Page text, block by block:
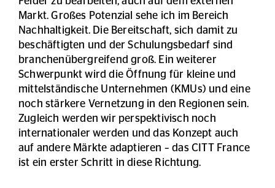
Markt. Großes Potenzial sehe ich im Bereich
Nachhaltigkeit. Die Bereitschaft, sich damit zu
beschäftigten und der Schulungsbedarf sind
branchenübergreifend groß. Ein weiterer
Schwerpunkt wird die Öffnung für kleine und
mittelständische Unternehmen (KMUs) und eine
noch stärkere Vernetzung in den Regionen sein.
Zugleich werden wir perspektivisch noch
internationaler werden und das Konzept auch
auf andere Märkte adaptieren – das CITT France
ist ein erster Schritt in diese Richtung.